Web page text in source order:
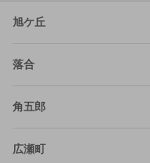
旭ケ丘
落合
角五郎
広瀬町